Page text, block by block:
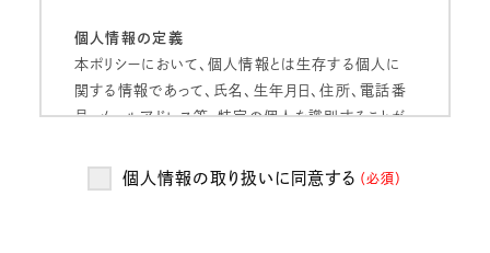
個人情報の定義
本ポリシーにおいて、個人情報とは生存する個人に
関する情報であって、氏名、生年月日、住所、電話番
号、メールアドレス等、特定の個人を識別することが
個人情報の取り扱いに同意する （必須）